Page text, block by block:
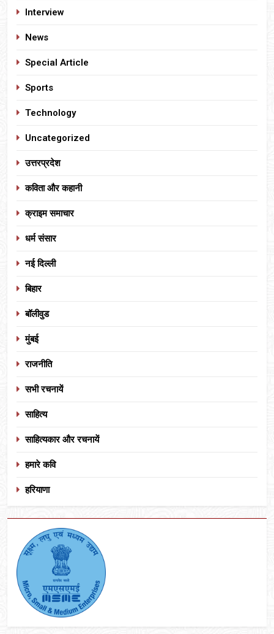
Interview
News
Special Article
Sports
Technology
Uncategorized
उत्तरप्रदेश
कविता और कहानी
क्राइम समाचार
धर्म संसार
नई दिल्ली
बिहार
बॉलीवुड
मुंबई
राजनीति
सभी रचनायें
साहित्य
साहित्यकार और रचनायें
हमारे कवि
हरियाणा